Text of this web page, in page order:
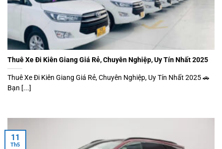
Thuê Xe Đi Kiên Giang Giá Rẻ, Chuyên Nghiệp, Uy Tín Nhất 2025
Thuê Xe Đi Kiên Giang Giá Rẻ, Chuyên Nghiệp, Uy Tín Nhất 2025 🚗
Bạn [...]
11
Th5